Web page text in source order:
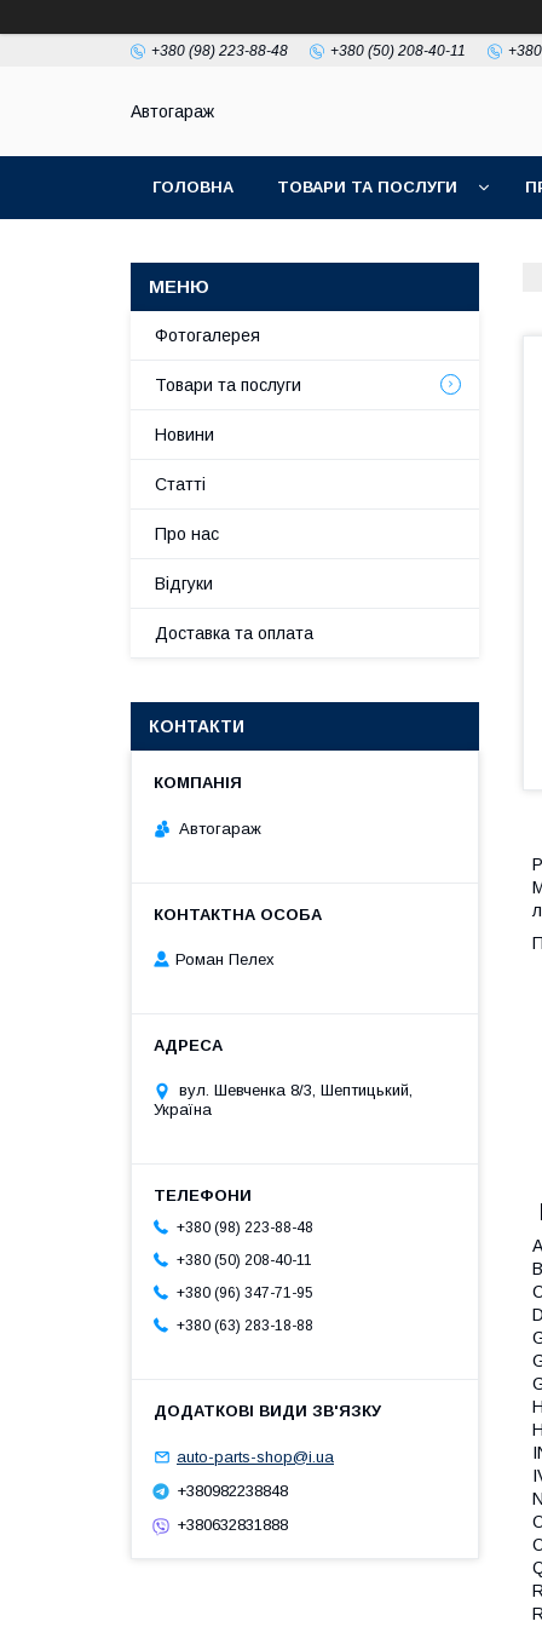
+380 (98) 223-88-48 +380 (50) 208-40-11
Автогараж
ГОЛОВНА ТОВАРИ ТА ПОСЛУГИ
Фотогалерея
Товари та послуги
Новини
Статті
Про нас
Відгуки
Доставка та оплата
КОНТАКТИ
Автогараж
Роман Пелех
вул. Шевченка 8/3, Шептицький,
Україна
+380 (98) 223-88-48
+380 (50) 208-40-11
+380 (96) 347-71-95
+380 (63) 283-18-88
auto-parts-shop@i.ua
+380982238848
+380632831888